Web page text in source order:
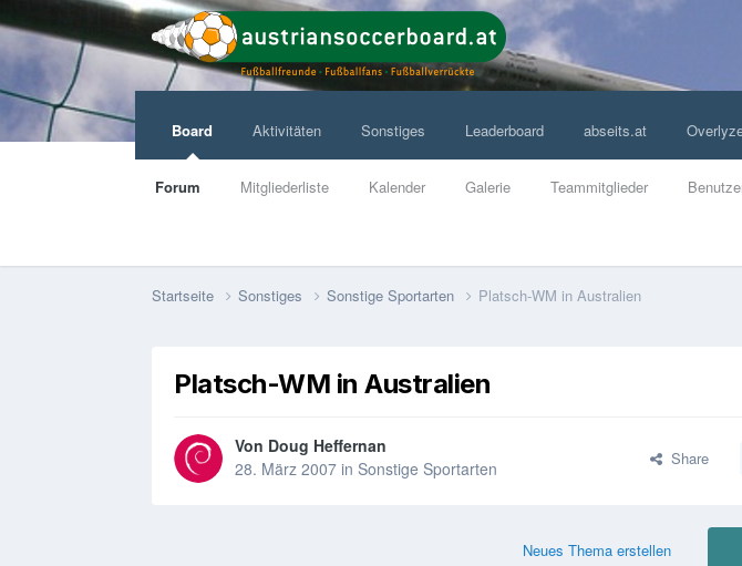
Board
Forum Mitgliederliste Kalender Galerie Teammitglieder
Aktivitäten Sonstiges Leaderboard abseits.at
Startseite Sonstiges Sonstige Sportarten Platsch-WM in Australien
Platsch-WM in Australien
Von Doug Heffernan
28. März 2007 in Sonstige Sportarten Share
Neues Thema erstellen